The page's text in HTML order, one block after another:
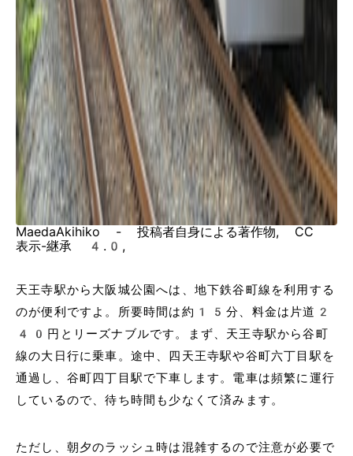
MaedaAkihiko - 投稿者自身による著作物, CC
表示-継承 4.0,
天王寺駅から大阪城公園へは、地下鉄谷町線を利用する
のが便利ですよ。所要時間は約15分、料金は片道2
40円とリーズナブルです。まず、天王寺駅から谷町
線の大日行に乗車。途中、四天王寺駅や谷町六丁目駅を
通過し、谷町四丁目駅で下車します。電車は頻繁に運行
しているので、待ち時間も少なくて済みます。
ただし、朝夕のラッシュ時は混雑するので注意が必要で